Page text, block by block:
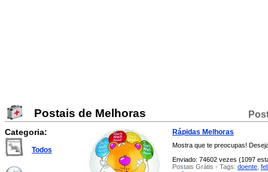
Postais de Melhoras
Categoria:
Todos
Rápidas Melhoras
Mostra que te preocupas!
Enviado: 74602 vezes (1097
Postais Grátis - Tags: doente